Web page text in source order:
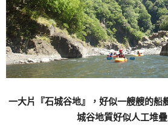
一大片『石城谷地』，好似一艘艘的船
城谷地質好似人工堆疊